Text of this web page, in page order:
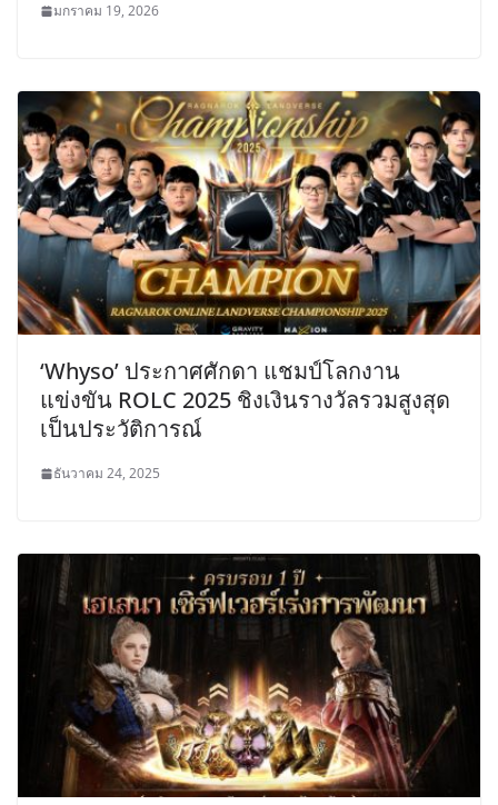
มกราคม 19, 2026
‘Whyso’ ประกาศศักดา แชมป์โลกงาน
แข่งขัน ROLC 2025 ชิงเงินรางวัลรวมสูงสุด
เป็นประวัติการณ์
ธันวาคม 24, 2025